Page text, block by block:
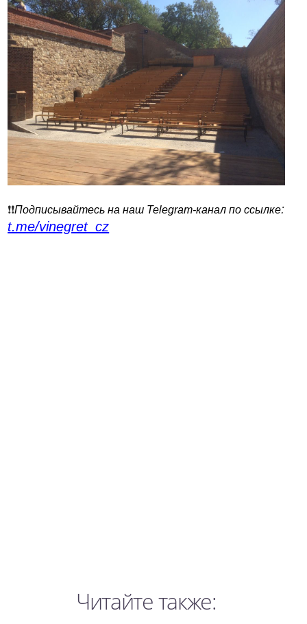
❗️❗️Подписывайтесь на наш Telegram-канал по ссылке:
t.me/vinegret_cz
Читайте также: